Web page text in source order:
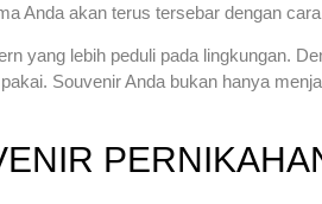
Anda akan terus tersebar dengan
yang lebih peduli pada lingkungan.
Souvenir Anda bukan hanya